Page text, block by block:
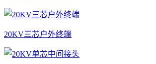
20KV三芯户外终端